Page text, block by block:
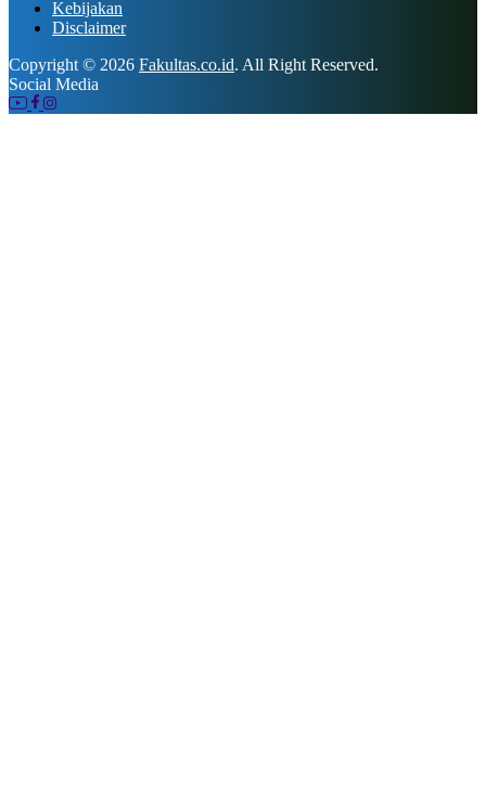
Kebijakan
Disclaimer
Copyright © 2026 Fakultas.co.id. All Right Reserved.
Social Media